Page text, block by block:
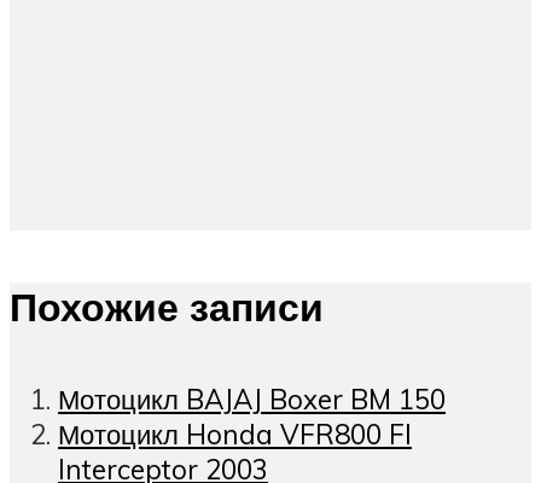
Похожие записи
Мотоцикл BAJAJ Boxer BM 150
Мотоцикл Honda VFR800 FI
Interceptor 2003